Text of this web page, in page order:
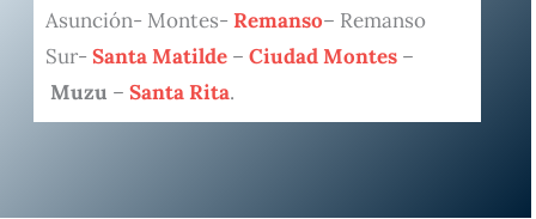
Asunción- Montes- Remanso– Remanso
Sur- Santa Matilde– Ciudad Montes–
Muzu – Santa Rita.